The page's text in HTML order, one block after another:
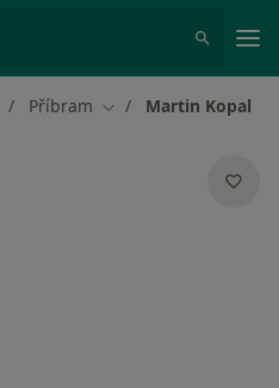
Příbram Změna města
Martin Kopal